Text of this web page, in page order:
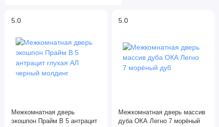
5.0
Межкомнатная дверь
экошпон Прайм B 5 антрацит
5.0
Межкомнатная дверь массив
дуба ОКА Легно 7 морёный